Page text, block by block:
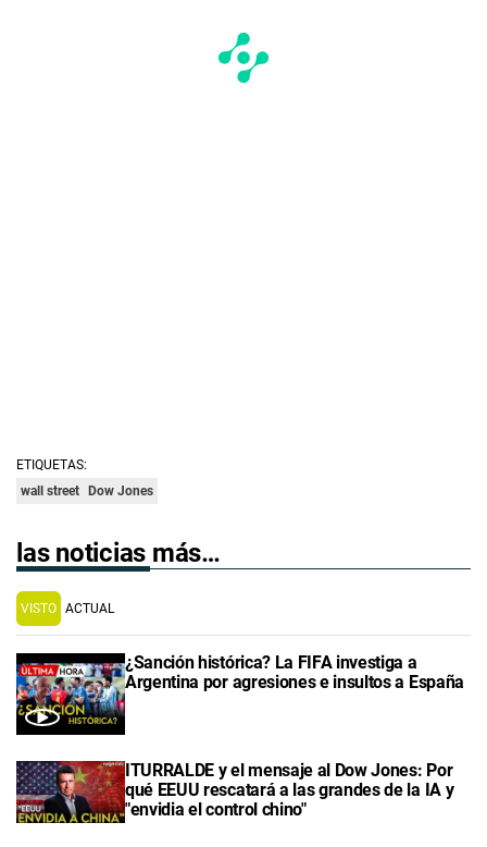
ETIQUETAS:
wall street
Dow Jones
las noticias más…
VISTO ACTUAL
¿Sanción histórica? La FIFA investiga a
Argentina por agresiones e insultos a España
ITURRALDE y el mensaje al Dow Jones: Por
qué EEUU rescatará a las grandes de la IA y
"envidia el control chino"